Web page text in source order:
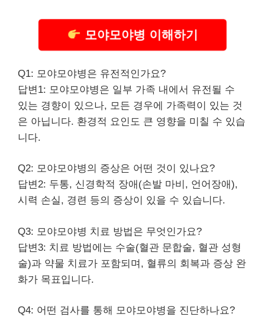
모야모야병 이해하기
Q1: 모야모야병은 유전적인가요?
답변1: 모야모야병은 일부 가족 내에서 유전될 수
있는 경향이 있으나, 모든 경우에 가족력이 있는 것
은 아닙니다. 환경적 요인도 큰 영향을 미칠 수 있습
니다.
Q2: 모야모야병의 증상은 어떤 것이 있나요?
답변2: 두통, 신경학적 장애(손발 마비, 언어장애),
시력 손실, 경련 등의 증상이 있을 수 있습니다.
Q3: 모야모야병 치료 방법은 무엇인가요?
답변3: 치료 방법에는 수술(혈관 문합술, 혈관 성형
술)과 약물 치료가 포함되며, 혈류의 회복과 증상 완
화가 목표입니다.
Q4: 어떤 검사를 통해 모야모야병을 진단하나요?